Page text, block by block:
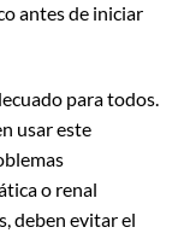
antes de iniciar
para todos.
usar este
o renal
deben evitar el